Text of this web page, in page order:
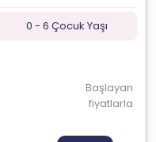
0 - 6 Çocuk Yaşı
Başlayan
fiyatlarla